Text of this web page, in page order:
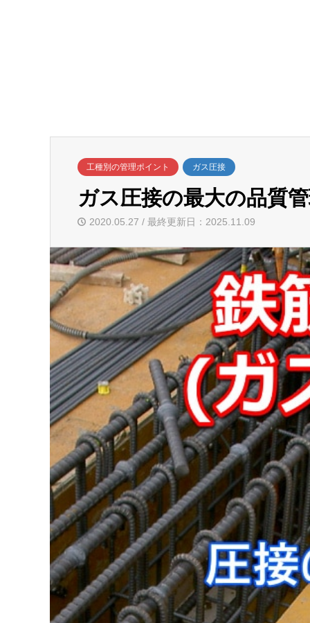
工種別の管理ポイント ガス圧接
ガス圧接の最大の品質
2020.05.27 / 最終更新日：2025.11.09